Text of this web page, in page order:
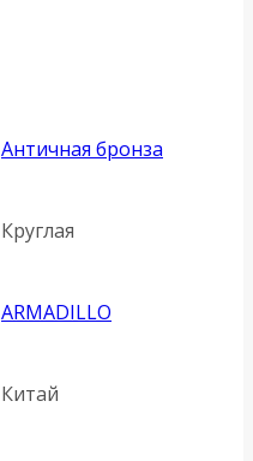
Античная бронза
Круглая
ARMADILLO
Китай